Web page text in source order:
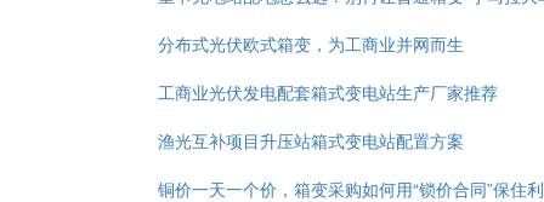
分布式光伏欧式箱变，为工商业并网而生
工商业光伏发电配套箱式变电站生产厂家推荐
渔光互补项目升压站箱式变电站配置方案
铜价一天一个价，箱变采购如何用“锁价合同”保住